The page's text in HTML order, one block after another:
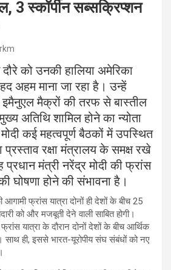
3 स्कॉर्पीन सब्सक्रिप्शन
को उनकी हालिया अमेरिका
अहम माना जा रहा है। उन्हें
इमैनुएल मैक्रों की तरफ से बास्तील
अतिथि शामिल होने का न्योता
कई महत्वपूर्ण बैठकों में उपस्थित
प्रस्ताव रक्षा मंत्रालय के समक्ष रखे
मंत्री नरेंद्र मोदी की फ्रांस
घोषणा होने की संभावना है।
आगामी फ्रांस यात्रा दोनों ही देशों के बीच 25
को और मजबूती देने वाली साबित होगी।
यात्रा के दौरान दोनों देशों के बीच आर्थिक
साथ ही, इससे भारत-यूरोपीय संघ संबंधों को नए